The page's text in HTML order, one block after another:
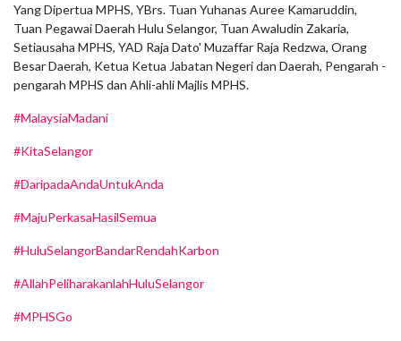
Yang Dipertua MPHS, YBrs. Tuan Yuhanas Auree Kamaruddin,
Tuan Pegawai Daerah Hulu Selangor, Tuan Awaludin Zakaria,
Setiausaha MPHS, YAD Raja Dato' Muzaffar Raja Redzwa, Orang
Besar Daerah, Ketua Ketua Jabatan Negeri dan Daerah, Pengarah -
pengarah MPHS dan Ahli-ahli Majlis MPHS.
#MalaysiaMadani
#KitaSelangor
#DaripadaAndaUntukAnda
#MajuPerkasaHasilSemua
#HuluSelangorBandarRendahKarbon
#AllahPeliharakanlahHuluSelangor
#MPHSGo